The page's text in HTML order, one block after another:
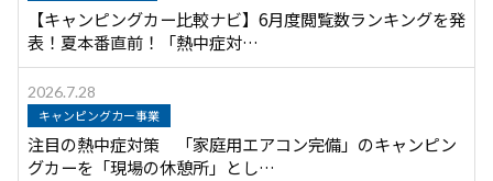
【キャンピングカー比較ナビ】6月度閲覧数ランキングを発
表！夏本番直前！「熱中症対…
2026.7.28
キャンピングカー事業
注目の熱中症対策 「家庭用エアコン完備」のキャンピン
グカーを「現場の休憩所」とし…